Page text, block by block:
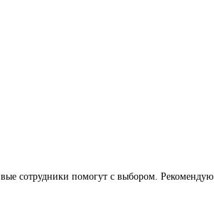
сотрудники помогут с выбором. Рекомендую.